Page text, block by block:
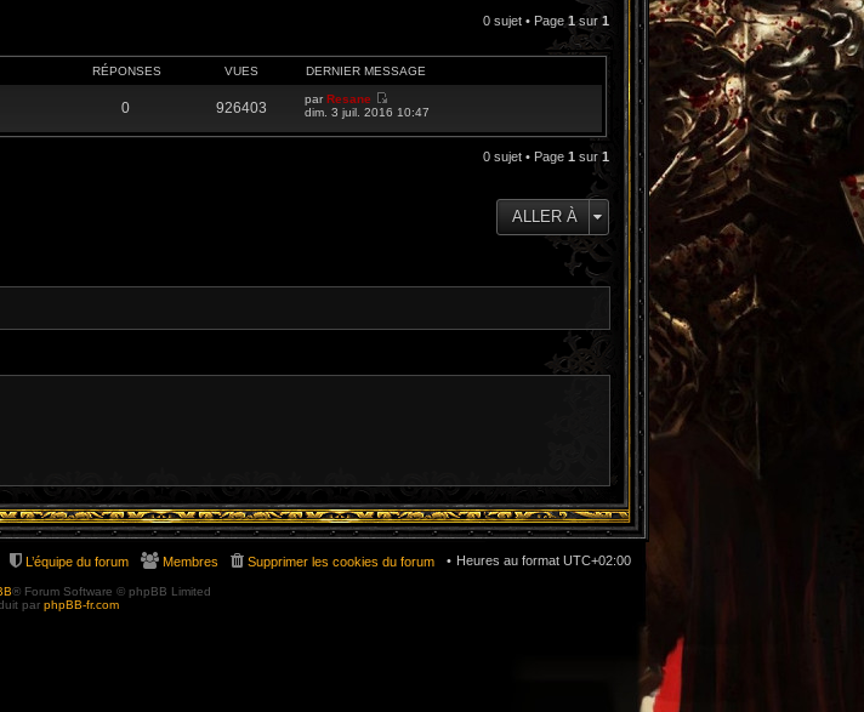
0 sujet • Page 1sur 1
RÉPONSES VUES DERNIER MESSAGE
0 926403
parResane
V
i
dim. 3 juil. 2016 10:47
0 sujet • Page 1 sur 1
ALLER À
Heures au format UTC+02:00
Supprimer les cookies du forum
Membres
L’équipe du forum
® Forum Software © phpBB Limited
par phpBB-fr.com